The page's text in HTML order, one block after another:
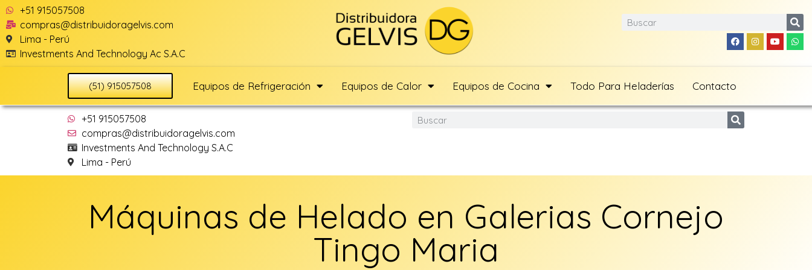
+51 915057508
compras@distribuidoragelvis.com
Lima - Perú
Investments And Technology Ac S.A.C
(51) 915057508 Equipos de Refrigeración Equipos de Calor Equipos de Cocina Todo Para Heladerías Contacto
+51 915057508
compras@distribuidoragelvis.com
Investments And Technology S.A.C
Lima - Perú
Máquinas de Helado en Galerias Cornejo
Tingo Maria